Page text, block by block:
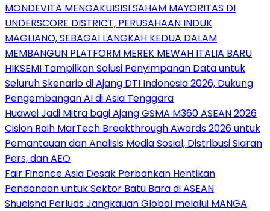
MONDEVITA MENGAKUISISI SAHAM MAYORITAS DI
UNDERSCORE DISTRICT, PERUSAHAAN INDUK
MAGLIANO, SEBAGAI LANGKAH KEDUA DALAM
MEMBANGUN PLATFORM MEREK MEWAH ITALIA BARU
HIKSEMI Tampilkan Solusi Penyimpanan Data untuk
Seluruh Skenario di Ajang DTI Indonesia 2026, Dukung
Pengembangan AI di Asia Tenggara
Huawei Jadi Mitra bagi Ajang GSMA M360 ASEAN 2026
Cision Raih MarTech Breakthrough Awards 2026 untuk
Pemantauan dan Analisis Media Sosial, Distribusi Siaran
Pers, dan AEO
Fair Finance Asia Desak Perbankan Hentikan
Pendanaan untuk Sektor Batu Bara di ASEAN
Shueisha Perluas Jangkauan Global melalui MANGA